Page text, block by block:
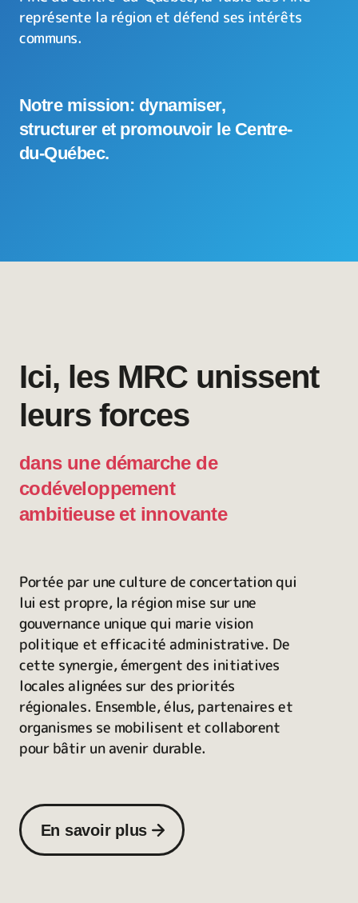
représente la région et défend ses intérêts
communs.
Notre mission: dynamiser,
structurer et promouvoir le Centre-
du-Québec.
Ici, les MRC unissent
leurs forces
dans une démarche de
codéveloppement
ambitieuse et innovante
Portée par une culture de concertation qui
lui est propre, la région mise sur une
gouvernance unique qui marie vision
politique et efficacité administrative. De
cette synergie, émergent des initiatives
locales alignées sur des priorités
régionales. Ensemble, élus, partenaires et
organismes se mobilisent et collaborent
pour bâtir un avenir durable.
En savoir plus